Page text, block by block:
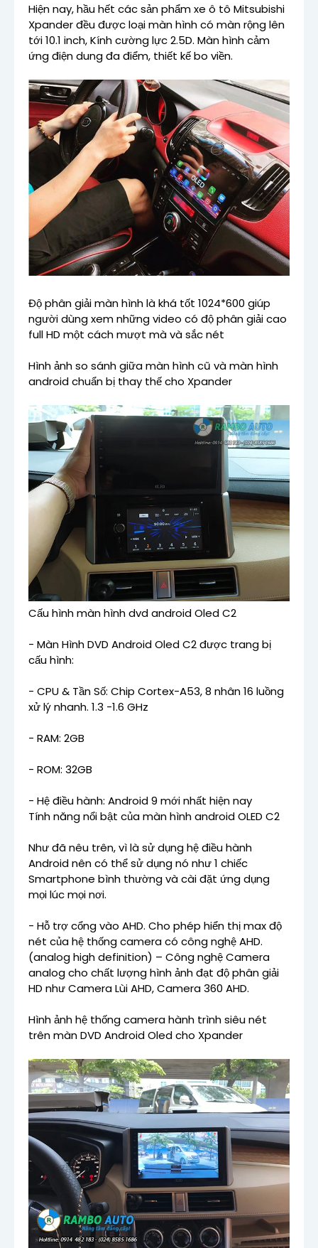
Hiện nay, hầu hết các sản phẩm xe ô tô Mitsubishi
Xpander đều được loại màn hình có màn rộng lên
tới 10.1 inch, Kính cường lực 2.5D. Màn hình cảm
ứng điện dung đa điểm, thiết kế bo viền.
Độ phân giải màn hình là khá tốt 1024*600 giúp
người dùng xem những video có độ phân giải cao
full HD một cách mượt mà và sắc nét
Hình ảnh so sánh giữa màn hình cũ và màn hình
android chuẩn bị thay thế cho Xpander
Cấu hình màn hình dvd android Oled C2
- Màn Hình DVD Android Oled C2 được trang bị
cấu hình:
- CPU & Tần Số: Chip Cortex-A53, 8 nhân 16 luồng
xử lý nhanh. 1.3 -1.6 GHz
- RAM: 2GB
- ROM: 32GB
- Hệ điều hành: Android 9 mới nhất hiện nay
Tính năng nổi bật của màn hình android OLED C2
Như đã nêu trên, vì là sử dụng hệ điều hành
Android nên có thể sử dụng nó như 1 chiếc
Smartphone bình thường và cài đặt ứng dụng
mọi lúc mọi nơi.
- Hỗ trợ cổng vào AHD. Cho phép hiển thị max độ
nét của hệ thống camera có công nghệ AHD.
(analog high definition) – Công nghệ Camera
analog cho chất lượng hình ảnh đạt độ phân giải
HD như Camera Lùi AHD, Camera 360 AHD.
Hình ảnh hệ thống camera hành trình siêu nét
trên màn DVD Android Oled cho Xpander